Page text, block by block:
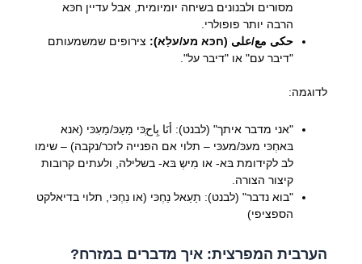
מסורים ולבנונים בשיחה יומיומית, אבל עדיין חכּא
הרבה יותר פופולרי.
حكى مع/على (חכּא מע/עלַא): צירופים שמשמעותם
"דיבר עם" או "דיבר על".
לדוגמה:
"אני מדבר איתך" (לבנט): أنَا بِاحְכּי מַעַכּ/מַעִכּי (אנא
בּאחְכּי מעכּ/מעכּי – תלוי אם הפנייה לזכר/נקבה) – שימו
לב לקידומת בּא- או מִישְ בּא- בשלילה, ולעתים קרובות
קיצור הצורה.
"בוא נדבר" (לבנט): תַעַאל נַחְכּי (או נִחְכּי, תלוי בדיאלקט
הספציפי)
הערבית המפרצית: איך מדברים במזרח?